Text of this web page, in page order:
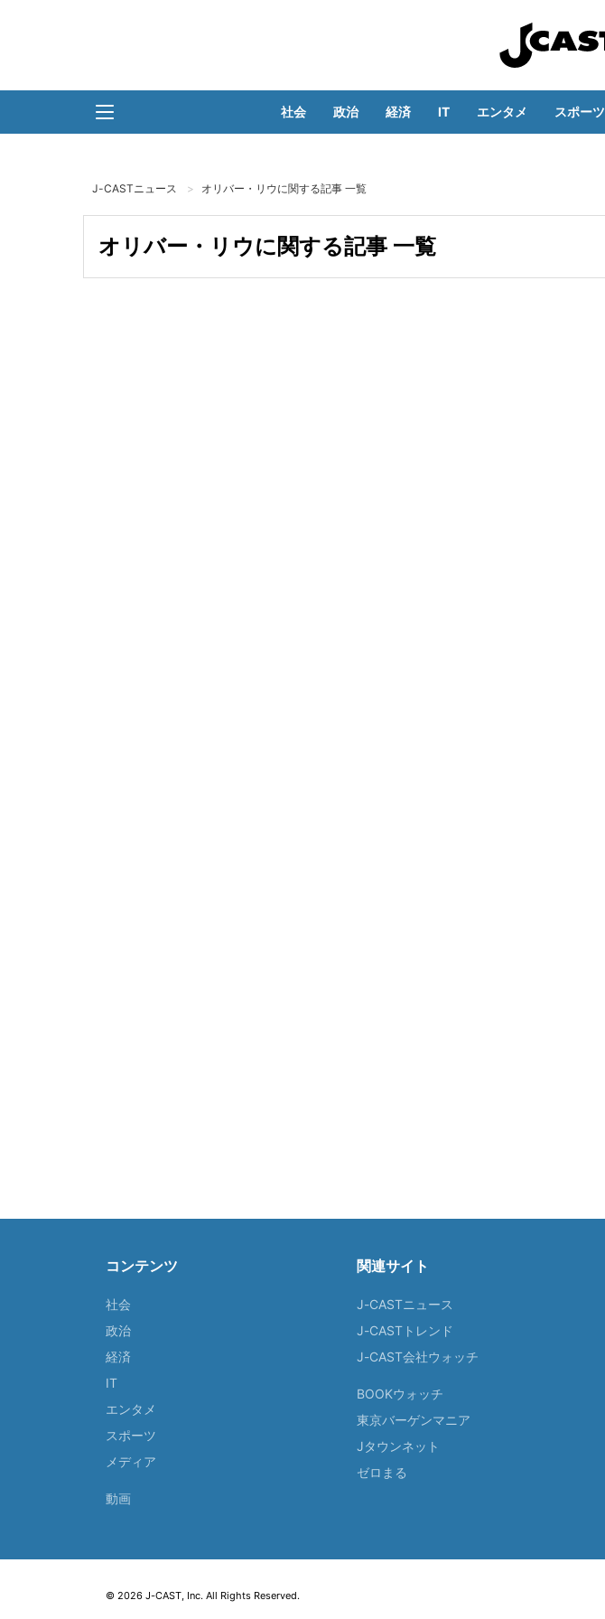
社会 政治 経済 IT エンタメ スポーツ
J-CASTニュース オリバー・リウに関する記事 一覧
オリバー・リウに関する記事 一覧
コンテンツ
社会
政治
経済
IT
エンタメ
スポーツ
メディア
動画
関連サイト
J-CASTニュース
J-CASTトレンド
J-CAST会社ウォッチ
BOOKウォッチ
東京バーゲンマニア
Jタウンネット
ゼロまる
© 2026 J-CAST, Inc. All Rights Reserved.